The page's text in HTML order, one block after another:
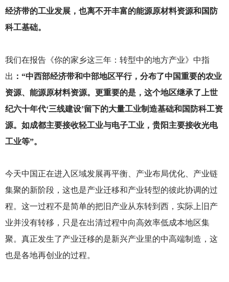
经济带的工业发展，也离不开丰富的能源原材料资源和国防
科工基础。
我们在报告《你的家乡这三年：转型中的地方产业》中指
出 ：“中西部经济带和中部地区平行，分布了中国重要的农业
资源、能源原材料资源。更重要的是，这个地区继承了上世
纪六十年代‘三线建设’留下的大量工业制造基础和国防科工资
源。如成都主要接收轻工业与电子工业，贵阳主要接收光电
工业等”。
今天中国正在进入区域发展再平衡、产业布局优化、产业链
集聚的新阶段，这也是产业迁移和产业转型的彼此协调的过
程。这一过程不是简单的把旧产业从东转到西，实际上旧产
业并没有转移，只是在出清过程中向高效率低成本地区集
聚。真正发生了产业迁移的是新兴产业里的中高端制造，这
也是各地再创业的过程。